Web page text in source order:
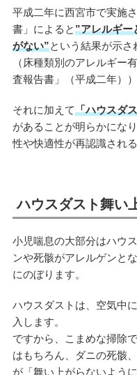
平成二年に西宮市で実施
書」によると”アレルギー
がない”という結果が示さ
（床種類別のアレルギ
査報告書」（平成二年））
それに加えて「ハウスダ
があることが明らかにな
性や快適性が再認識され
ハウスダスト舞い
小児喘息の大部分はハウ
ンや死骸がアレルゲンと
にのぼります。
ハウスダストは、空気中
入します。
ですから、こまめな掃除
はもちろん、ダニの死骸
が「舞い上がらないよう